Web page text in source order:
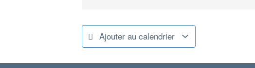
Ajouter au calendrier